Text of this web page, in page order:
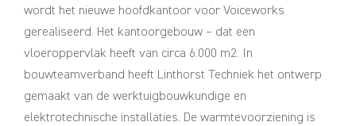
wordt het nieuwe hoofdkantoor voor Voiceworks
gerealiseerd. Het kantoorgebouw – dat een
vloeroppervlak heeft van circa 6.000 m2. In
bouwteamverband heeft Linthorst Techniek het ontwerp
gemaakt van de werktuigbouwkundige en
elektrotechnische installaties. De warmtevoorziening is